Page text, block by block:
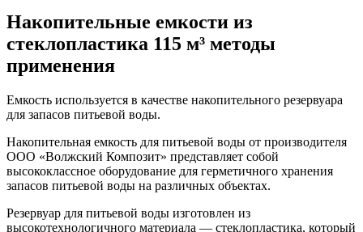
Накопительные емкости из
стеклопластика 115 м³ методы
применения
Емкость используется в качестве накопительного резервуара
для запасов питьевой воды.
Накопительная емкость для питьевой воды от производителя
ООО «Волжский Композит» представляет собой
высококлассное оборудование для герметичного хранения
запасов питьевой воды на различных объектах.
Резервуар для питьевой воды изготовлен из
высокотехнологичного материала — стеклопластика, который